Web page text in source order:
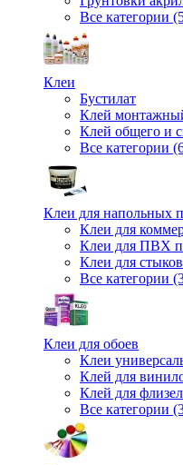
Все категории
Клеи
Бустилат
Клей
Клей общего и
Все категории
Клеи для напольных
Клеи для
Клеи для ПВХ
Клеи для
Все категории
Клеи для обоев
Клеи
Клей для
Клей для
Все категории